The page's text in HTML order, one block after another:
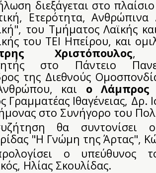
διεξάγεται στο
Ετερότητα, Ανθρώπινα
του Τμήματος Λαϊκής
του ΤΕΙ Ηπείρου, και
Χριστόπουλος,
στο Πάντειο
της Διεθνούς
και ο Λάμπρος
Γραμματέας Ιθαγένειας, Δρ.
στο Συνήγορο του
θα συντονίσει
"Η Γνώμη της Άρτας",
ο υπεύθυνος
Ηλίας Σκουλίδας.